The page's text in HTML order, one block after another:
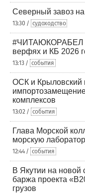
Северный завоз на
13:30 / судоходство
#ЧИТАЮКОРАБЕЛ
верфях и КБ 2026
13:13 / события
ОСК и Крыловский
комплексов
13:02 / события
Глава Морской
морскую
12:44 / события
В Якутии на новой
баржа проекта
грузов